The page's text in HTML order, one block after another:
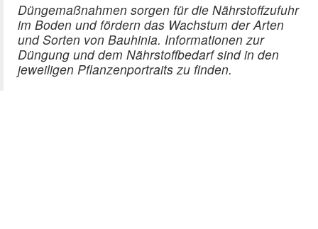
Düngemaßnahmen sorgen für die Nährstoffzufuhr
im Boden und fördern das Wachstum der Arten
und Sorten von Bauhinia. Informationen zur
Düngung und dem Nährstoffbedarf sind in den
jeweiligen Pflanzenportraits zu finden.